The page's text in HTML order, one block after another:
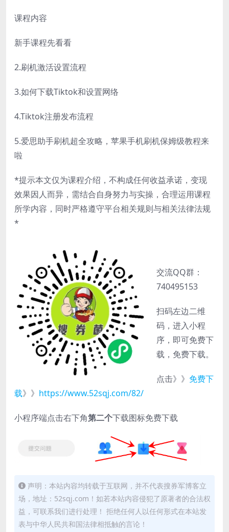
课程内容
新手课程先看看
2.刷机激活设置流程
3.如何下载Tiktok和设置网络
4.Tiktok注册发布流程
5.爱思助手刷机超全攻略，苹果手机刷机保姆级教程来
啦
*提示本文仅为课程介绍，不构成任何收益承诺，变现
效果因人而异，需结合自身努力与实操，合理运用课程
所学内容，同时严格遵守平台相关规则与相关法律法规
*
交流QQ群：
740495153
扫码左边二维
码，进入小程
序，即可免费下
载，免费下载。
点击》》 免费下
载》》 https://www.52sqj.com/82/
小程序端点击右下角第二个下载图标免费下载
声明：本站内容均转载于互联网，并不代表搜券军博客立
场，地址：52sqj.com！如若本站内容侵犯了原著者的合法权
益，可联系我们进行处理！ 拒绝任何人以任何形式在本站发
表与中华人民共和国法律相抵触的言论！